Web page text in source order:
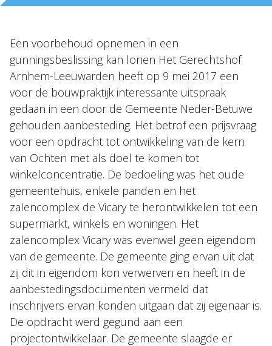
NL EN DE FR
Een voorbehoud opnemen in een
gunningsbeslissing kan lonen Het Gerechtshof
Arnhem-Leeuwarden heeft op 9 mei 2017 een
voor de bouwpraktijk interessante uitspraak
gedaan in een door de Gemeente Neder-Betuwe
gehouden aanbesteding. Het betrof een prijsvraag
voor een opdracht tot ontwikkeling van de kern
van Ochten met als doel te komen tot
winkelconcentratie. De bedoeling was het oude
gemeentehuis, enkele panden en het
zalencomplex de Vicary te herontwikkelen tot een
supermarkt, winkels en woningen. Het
zalencomplex Vicary was evenwel geen eigendom
van de gemeente. De gemeente ging ervan uit dat
zij dit in eigendom kon verwerven en heeft in de
aanbestedingsdocumenten vermeld dat
inschrijvers ervan konden uitgaan dat zij eigenaar is.
De opdracht werd gegund aan een
projectontwikkelaar. De gemeente slaagde er